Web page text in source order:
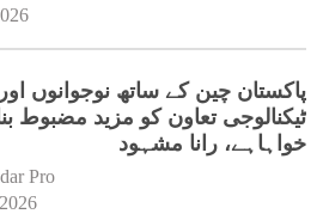
پاکستان چین کے ساتھ نوجوانوں اور
ٹیکنالوجی تعاون کو مزید مضبوط
خواہاہے، رانا مشہود
Pro